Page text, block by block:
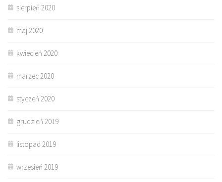
sierpień 2020
maj 2020
kwiecień 2020
marzec 2020
styczeń 2020
grudzień 2019
listopad 2019
wrzesień 2019